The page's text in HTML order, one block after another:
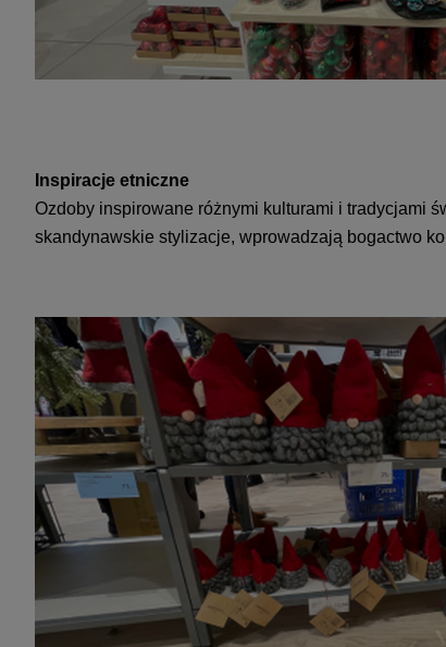
Inspiracje etniczne
Ozdoby inspirowane różnymi kulturami i tradycjami
skandynawskie stylizacje, wprowadzają bogactwo